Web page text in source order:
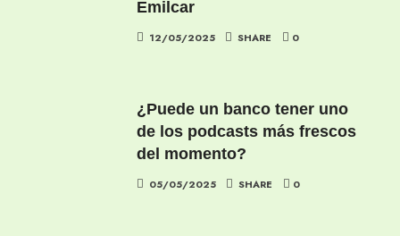
Emilcar
12/05/2025 SHARE 0
¿Puede un banco tener uno
de los podcasts más frescos
del momento?
05/05/2025 SHARE 0